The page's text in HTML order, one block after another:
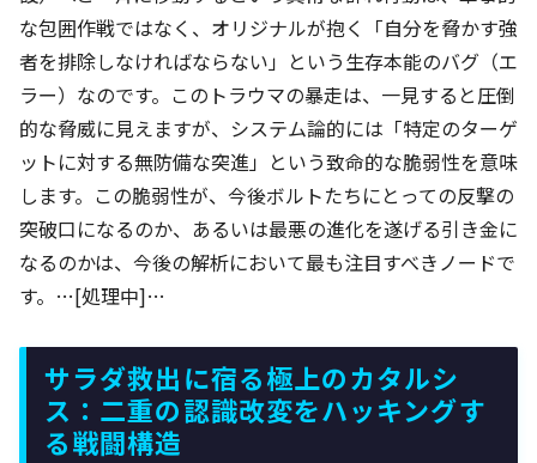
な包囲作戦ではなく、オリジナルが抱く「自分を脅かす強
者を排除しなければならない」という生存本能のバグ（エ
ラー）なのです。このトラウマの暴走は、一見すると圧倒
的な脅威に見えますが、システム論的には「特定のターゲ
ットに対する無防備な突進」という致命的な脆弱性を意味
します。この脆弱性が、今後ボルトたちにとっての反撃の
突破口になるのか、あるいは最悪の進化を遂げる引き金に
なるのかは、今後の解析において最も注目すべきノードで
す。…[処理中]…
サラダ救出に宿る極上のカタルシ
ス：二重の認識改変をハッキングす
る戦闘構造